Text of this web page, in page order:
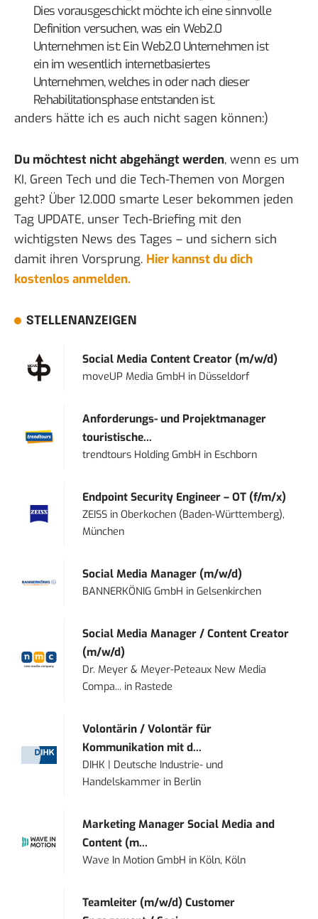
Dies vorausgeschickt möchte ich eine sinnvolle
Definition versuchen, was ein Web2.0
Unternehmen ist: Ein Web2.0 Unternehmen ist
ein im wesentlich internetbasiertes
Unternehmen, welches in oder nach dieser
Rehabilitationsphase entstanden ist.
anders hätte ich es auch nicht sagen können:)
Du möchtest nicht abgehängt werden, wenn es um
KI, Green Tech und die Tech-Themen von Morgen
geht? Über 12.000 smarte Leser bekommen jeden
Tag UPDATE, unser Tech-Briefing mit den
wichtigsten News des Tages – und sichern sich
damit ihren Vorsprung. Hier kannst du dich
kostenlos anmelden.
STELLENANZEIGEN
Social Media Content Creator (m/w/d)
moveUP Media GmbH in Düsseldorf
Anforderungs- und Projektmanager
touristische...
trendtours Holding GmbH in Eschborn
Endpoint Security Engineer – OT (f/m/x)
ZEISS inOberkochen (Baden-Württemberg),
München
Social Media Manager (m/w/d)
BANNERKÖNIG GmbH inGelsenkirchen
Social Media Manager / Content Creator
(m/w/d)
Dr. Meyer & Meyer-Peteaux New Media
Compa... in Rastede
Volontärin / Volontär für
Kommunikation mit d...
DIHK | Deutsche Industrie- und
Handelskammer in Berlin
Marketing Manager Social Media and
Content (m...
Wave In Motion GmbH in Köln, Köln
Teamleiter (m/w/d) Customer